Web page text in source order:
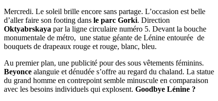
Mercredi. Le soleil brille encore sans partage. L’occasion est belle
d’aller faire son footing dans le parc Gorki. Direction
Oktyabrskaya par la ligne circulaire numéro 5. Devant la bouche
monumentale de métro, une statue géante de Lénine entourée de
bouquets de drapeaux rouge et rouge, blanc, bleu.
Au premier plan, une publicité pour des sous vêtements féminins.
Beyonce alanguie et dénudée s’offre au regard du chaland. La statue
du grand homme en contrepoint semble minuscule en comparaison
avec les besoins individuels qui explosent. Goodbye Lénine ?